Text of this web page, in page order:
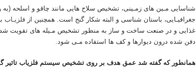
شناسایی مـین های زمـینی، تشخیص سلاح هایی مانند چاقو و اسلحه
جغرافیـایی، باستان شناسی و البته شکار گنج است. همچنین از فلزیـاب
غذایی و در صنعت ساخت و ساز به منظور تشخیص مـیله های تقویت
دفن شده درون دیوارها و کف ها استفاده مـی شود.
همانطور که گفته شد عمق هدف بر روی تشخیص سیستم فلزیاب تاثیر